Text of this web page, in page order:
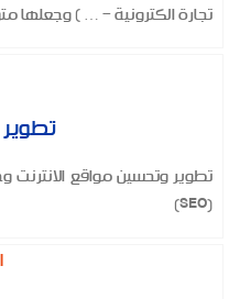
تجارة الكترونية – … ) وجعلها
تطوير وتحسين مواقع
(SEO)